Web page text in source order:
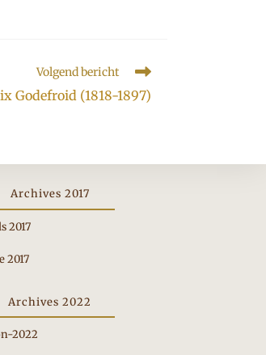
Volgend bericht
Godefroid (1818-1897)
Archives 2017
2017Opent
tab
2017Opent
een
nieuwe
tab
Archives 2022
2022